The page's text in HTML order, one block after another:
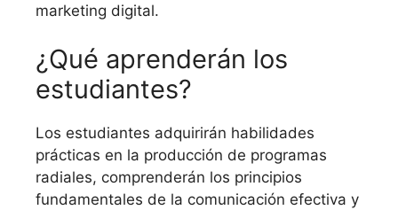
marketing digital.
¿Qué aprenderán los
estudiantes?
Los estudiantes adquirirán habilidades
prácticas en la producción de programas
radiales, comprenderán los principios
fundamentales de la comunicación efectiva y